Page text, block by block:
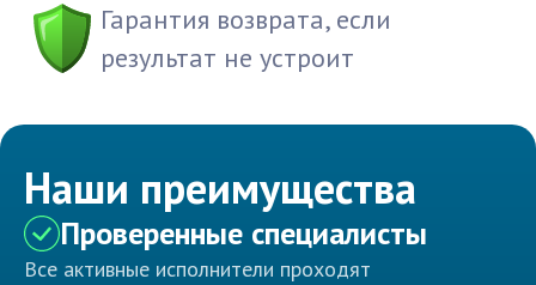
Гарантия возврата, если
результат не устроит
Наши преимущества
Проверенные специалисты
Все активные исполнители проходят